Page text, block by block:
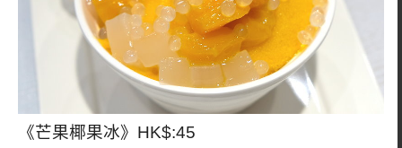
《芒果椰果冰》HK$:45